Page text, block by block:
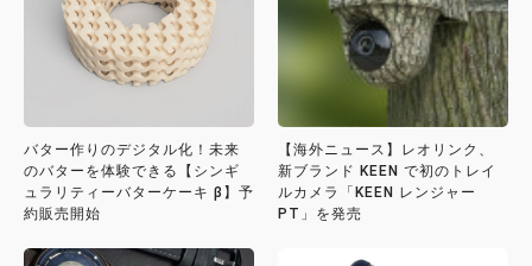
バター作りのデジタル化！未来
のバターを体験できる【シンギ
ュラリティーバターケーキ β】予
約販売開始
【海外ニュース】レオリンク、
新ブランド KEEN で初のトレイ
ルカメラ「KEEN レンジャー
PT」を発売